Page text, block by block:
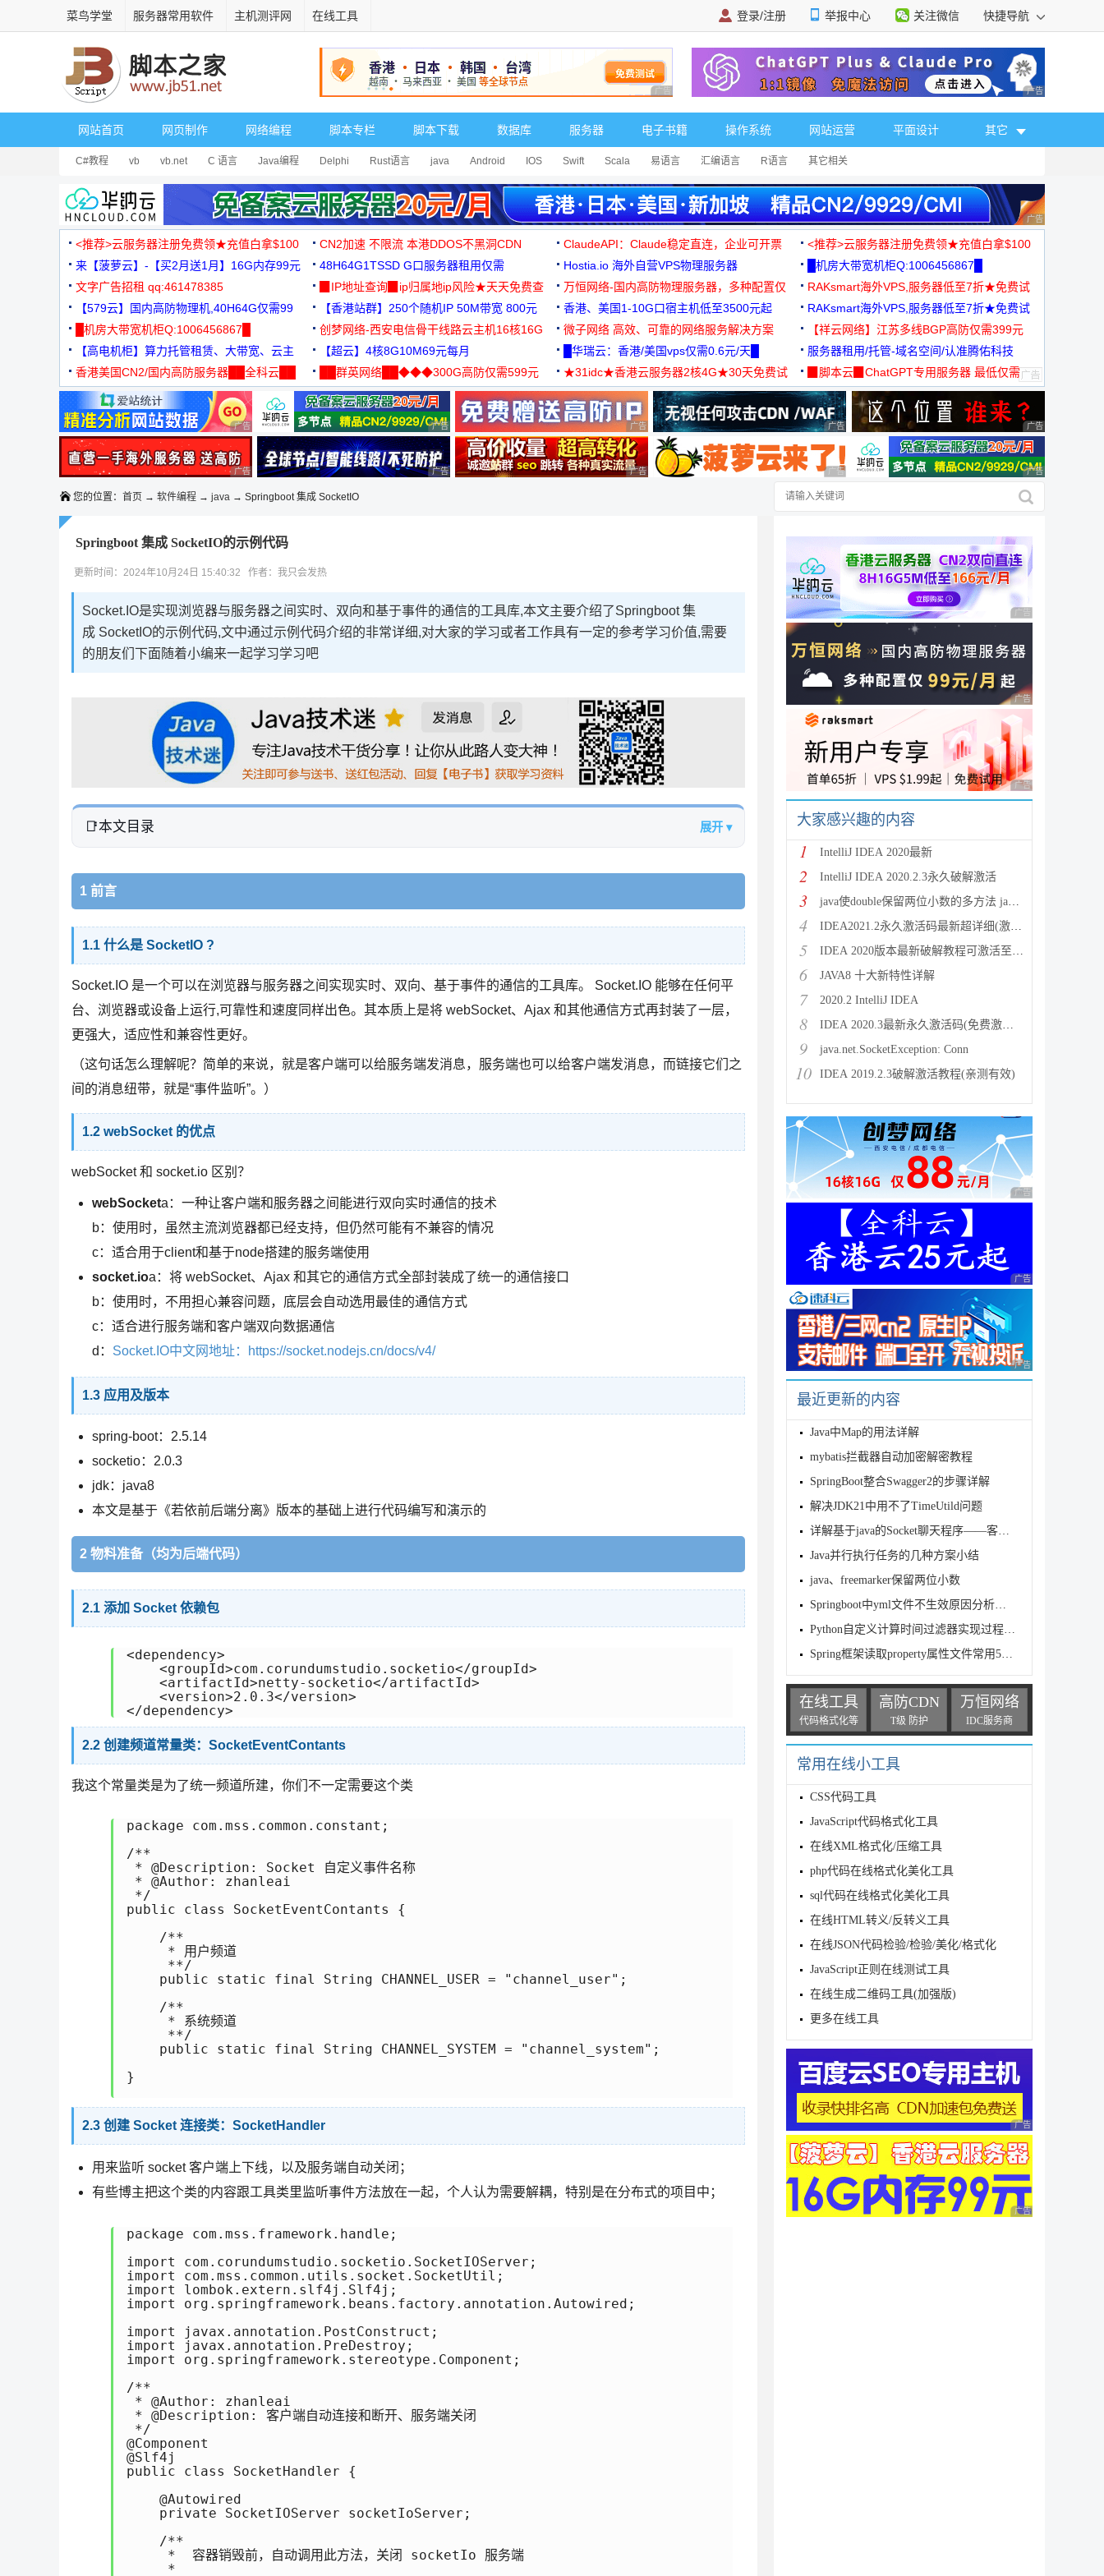
菜鸟学堂 服务器常用软件 主机测评网 在线工具 登录/注册 举报中心 关注微信 快捷导航
广告 商业广告，理性选择 广告 商业广告，理
网站首页 网页制作 网络编程 脚本专栏 脚本下载 数据库 服务器 电子书籍 操作系统 网站运营 平面设计 其它
C#教程 vb vb.net C 语言 Java编程 Delphi Rust语言 java Android IOS Swift Scala 易语言 汇编语言 R语言 其它相关
广告 商业广告，理
<推荐>云服务器注册免费领★充值白拿$100 CN2加速 不限流 本港DDOS不黑洞CDN ClaudeAPI：Claude稳定直连，企业可开票
<推荐>云服务器注册免费领★充值白拿$100
来【菠萝云】-【买2月送1月】16G内存99元
48H64G1TSSD G口服务器租用仅需
3000+可免费测试
Hostia.io 海外自营VPS物理服务器
█机房大带宽机柜Q:1006456867█
文字广告招租 qq:461478385
▉IP地址查询▉ip归属地ip风险★天天免费查
万恒网络-国内高防物理服务器，多种配置仅
99元/月起
RAKsmart海外VPS,服务器低至7折★免费试
用★
【579云】国内高防物理机,40H64G仅需99
元
【香港站群】250个随机IP 50M带宽 800元 香港、美国1-10G口宿主机低至3500元起
RAKsmart海外VPS,服务器低至7折★免费试
用★
█机房大带宽机柜Q:1006456867█
创梦网络-西安电信骨干线路云主机16核16G
88元/月
微子网络 高效、可靠的网络服务解决方案
【祥云网络】江苏多线BGP高防仅需399元
【高电机柜】算力托管租赁、大带宽、云主
机
【超云】4核8G10M69元每月 █华瑞云：香港/美国vps仅需0.6元/天█
服务器租用/托管-域名空间/认准腾佑科技
香港美国CN2/国内高防服务器██全科云██
██群英网络██◆◆◆300G高防仅需599元
◆◆◆
★31idc★香港云服务器2核4G★30天免费试
用◆
▉脚本云▉ChatGPT专用服务器 最低仅需
19元/月
广告 商业广告，理性选择 广告 商业广告，理性选择 广告 商业广告，理性选择 广告 商业广告，理性选择 广告 商业广告，理
广告 商业广告，理性选择 广告 商业广告，理性选择 广告 商业广告，理性选择 广告 商业广告，理性选择 广告 商业广告，理
您的位置： 首页 → 软件编程 → java → Springboot 集成 SocketIO
Springboot 集成 SocketIO的示例代码
更新时间：2024年10月24日 15:40:32 作者：我只会发热
Socket.IO是实现浏览器与服务器之间实时、双向和基于事件的通信的工具库,本文主要介绍了Springboot 集
成 SocketIO的示例代码,文中通过示例代码介绍的非常详细,对大家的学习或者工作具有一定的参考学习价值,需要
的朋友们下面随着小编来一起学习学习吧
本文目录 展开 ▾
1 前言
1.1 什么是 SocketIO ?
Socket.IO 是一个可以在浏览器与服务器之间实现实时、双向、基于事件的通信的工具库。 Socket.IO 能够在任何平
台、浏览器或设备上运行,可靠性和速度同样出色。其本质上是将 webSocket、Ajax 和其他通信方式再封装了一层，
更强大，适应性和兼容性更好。
（这句话怎么理解呢？简单的来说，就是客户端可以给服务端发消息，服务端也可以给客户端发消息，而链接它们之
间的消息纽带，就是“事件监听”。）
1.2 webSocket 的优点
webSocket 和 socket.io 区别？
webSocketa：一种让客户端和服务器之间能进行双向实时通信的技术
b：使用时，虽然主流浏览器都已经支持，但仍然可能有不兼容的情况
c：适合用于client和基于node搭建的服务端使用
socket.ioa：将 webSocket、Ajax 和其它的通信方式全部封装成了统一的通信接口
b：使用时，不用担心兼容问题，底层会自动选用最佳的通信方式
c：适合进行服务端和客户端双向数据通信
d： Socket.IO中文网地址：https://socket.nodejs.cn/docs/v4/
1.3 应用及版本
spring-boot：2.5.14
socketio：2.0.3
jdk：java8
本文是基于《若依前后端分离》版本的基础上进行代码编写和演示的
2 物料准备（均为后端代码）
2.1 添加 Socket 依赖包
<dependency>
    <groupId>com.corundumstudio.socketio</groupId>
    <artifactId>netty-socketio</artifactId>
    <version>2.0.3</version>
</dependency>
2.2 创建频道常量类：SocketEventContants
我这个常量类是为了统一频道所建，你们不一定需要这个类
package com.mss.common.constant;
/**
* @Description: Socket 自定义事件名称
* @Author: zhanleai
*/
public class SocketEventContants {
    /**
     * 用户频道
     **/
    public static final String CHANNEL_USER = "channel_user";
    /**
     * 系统频道
     **/
    public static final String CHANNEL_SYSTEM = "channel_system";
}
2.3 创建 Socket 连接类：SocketHandler
用来监听 socket 客户端上下线，以及服务端自动关闭；
有些博主把这个类的内容跟工具类里监听事件方法放在一起，个人认为需要解耦，特别是在分布式的项目中；
package com.mss.framework.handle;
import com.corundumstudio.socketio.SocketIOServer;
import com.mss.common.utils.socket.SocketUtil;
import lombok.extern.slf4j.Slf4j;
import org.springframework.beans.factory.annotation.Autowired;
import javax.annotation.PostConstruct;
import javax.annotation.PreDestroy;
import org.springframework.stereotype.Component;
/**
* @Author: zhanleai
* @Description: 客户端自动连接和断开、服务端关闭
*/
@Component
@Slf4j
public class SocketHandler {
    @Autowired
    private SocketIOServer socketIoServer;
    /**
     *  容器销毁前，自动调用此方法，关闭 socketIo 服务端
     *
广告 商业广告，理性
广告 商业广告，理性
广告 商业广告，理性
大家感兴趣的内容
1 IntelliJ IDEA 2020最新
2 IntelliJ IDEA 2020.2.3永久破解激活
3 java使double保留两位小数的多方法 java保留两位
4 IDEA2021.2永久激活码最新超详细(激活到2099)
5 IDEA 2020版本最新破解教程可激活至2089
6 JAVA8 十大新特性详解
7 2020.2 IntelliJ IDEA
8 IDEA 2020.3最新永久激活码(免费激活到 209
9 java.net.SocketException: Conn
10 IDEA 2019.2.3破解激活教程(亲测有效)
广告 商业广告，理性
广告 商业广告，理性
广告 商业广告，理性
最近更新的内容
Java中Map的用法详解
mybatis拦截器自动加密解密教程
SpringBoot整合Swagger2的步骤详解
解决JDK21中用不了TimeUtild问题
详解基于java的Socket聊天程序——客户端（附demo）
Java并行执行任务的几种方案小结
java、freemarker保留两位小数
Springboot中yml文件不生效原因分析及解决方案
Python自定义计算时间过滤器实现过程解析
Spring框架读取property属性文件常用5种方法
在线工具
代码格式化等
高防CDN
T级 防护
万恒网络
IDC服务商
常用在线小工具
CSS代码工具
JavaScript代码格式化工具
在线XML格式化/压缩工具
php代码在线格式化美化工具
sql代码在线格式化美化工具
在线HTML转义/反转义工具
在线JSON代码检验/检验/美化/格式化
JavaScript正则在线测试工具
在线生成二维码工具(加强版)
更多在线工具
广告 商业广告，理性
广告 商业广告，理性